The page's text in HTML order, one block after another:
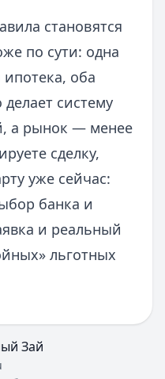
становятся
по сути: одна
оба
делает систему
а рынок — менее
сделку,
уже сейчас:
банка и
и реальный
льготных
Зай